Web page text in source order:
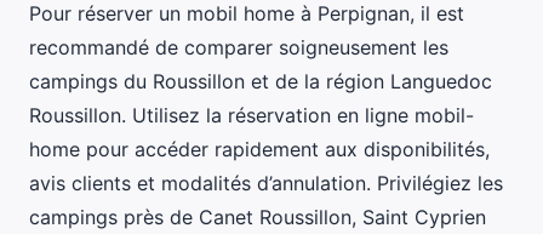
Pour réserver un mobil home à Perpignan, il est
recommandé de comparer soigneusement les
campings du Roussillon et de la région Languedoc
Roussillon. Utilisez la réservation en ligne mobil-
home pour accéder rapidement aux disponibilités,
avis clients et modalités d’annulation. Privilégiez les
campings près de Canet Roussillon, Saint Cyprien